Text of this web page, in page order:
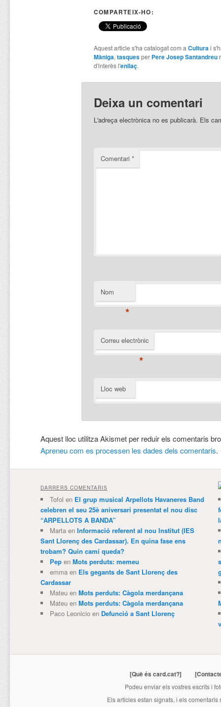
COMPARTEIX-HO:
Aquest article s'ha catalogat com a Culturai
Màniga, tasquesper Pere Josep Santandreu
d'interès l'enllaç.
Deixa un comentari
L'adreça electrònica no es publicarà. Els
Comentari *
Nom
*
Correu electrònic
*
Lloc web
Aquest lloc utilitza Akismet per reduir els comentaris
Apreneu com es processen les dades dels comentaris.
DARRERS COMENTARIS
Tofol en El grup musical Arpellots Havaneres Band
celebren el seu 25è aniversari presentat el nou disc
“ARPELLOTS A BANDA”
Martaen Informació referent al nou Institut (IES
Sant Llorenç des Cardassar). En quina fase ens
trobam? Quin camí queda?
Pepen Mots perduts: memeu
emmaen Els gegants de Sant Llorenç des
Cardassar
Mateuen Mots perduts: Càgola merdançana
Mateuen Mots perduts: Càgola merdançana
Paco Leonicioen Defunció a Sant Llorenç
[Què és card.cat?]
Podeu enviar els vostres escrits i
Els articles estan signats, i els